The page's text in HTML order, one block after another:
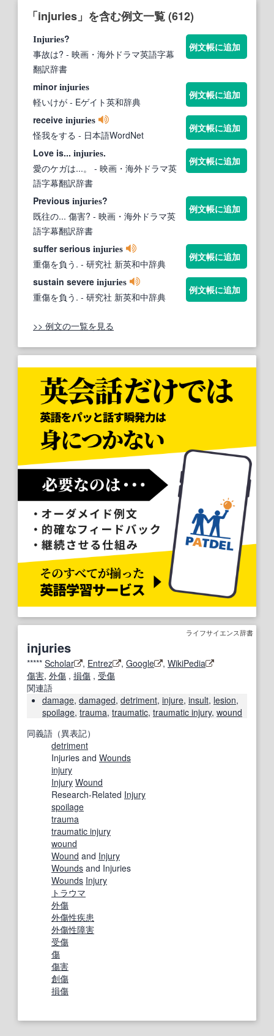
「injuries」を含む例文一覧 (612)
Injuries?
事故は? - 映画・海外ドラマ英語字幕
翻訳辞書
例文帳に追加
minorinjuries
軽いけが - Eゲイト英和辞典
例文帳に追加
receive injuries
怪我をする - 日本語WordNet
例文帳に追加
Love is... injuries.
愛のケガは...。
- 映画・海外ドラマ英
語字幕翻訳辞書
例文帳に追加
Previous injuries?
既往の... 傷害? - 映画・海外ドラマ英
語字幕翻訳辞書
例文帳に追加
suffer serious injuries
重傷を負う. - 研究社 新英和中辞典
例文帳に追加
sustain severe injuries
重傷を負う. - 研究社 新英和中辞典
例文帳に追加
>> 例文の一覧を見る
ライフサイエンス辞書
injuries
***** Scholar , Entrez , Google , WikiPedia
傷害, 外傷 , 損傷 , 受傷
関連語
damage, damaged, detriment, injure, insult, lesion,
spoilage, trauma, traumatic, traumatic injury, wound
同義語（異表記）
detriment
Injuries and Wounds
injury
Injury Wound
Research-Related Injury
spoilage
trauma
traumatic injury
wound
Wound and Injury
Wounds and Injuries
Wounds Injury
トラウマ
外傷
外傷性疾患
外傷性障害
受傷
傷
傷害
創傷
損傷